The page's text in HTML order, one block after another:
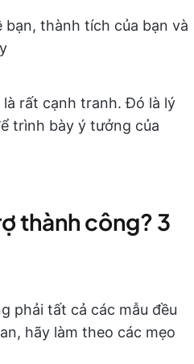
bạn, thành tích của bạn và
rất cạnh tranh. Đó là lý
trình bày ý tưởng của
thành công? 3
phải tất cả các mẫu đều
hãy làm theo các mẹo